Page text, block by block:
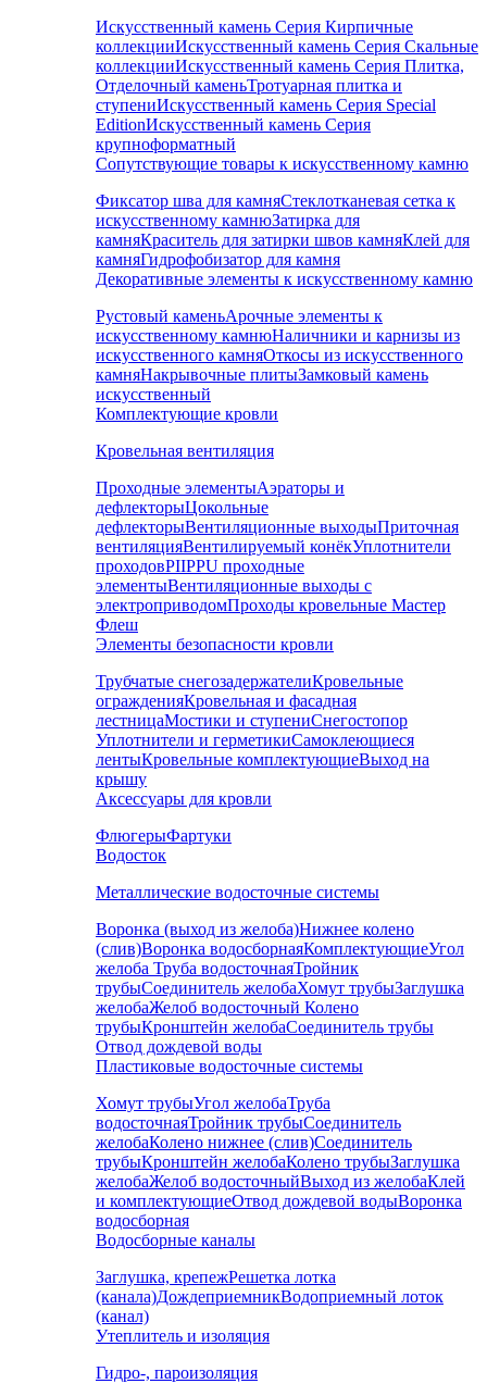
Искусственный камень Серия Кирпичные
коллекцииИскусственный камень Серия Скальные
коллекцииИскусственный камень Серия Плитка,
Отделочный каменьТротуарная плитка и
ступениИскусственный камень Серия Special
EditionИскусственный камень Серия
крупноформатный
Сопутствующие товары к искусственному камню
Фиксатор шва для камняСтеклотканевая сетка к
искусственному камнюЗатирка для
камняКраситель для затирки швов камняКлей для
камняГидрофобизатор для камня
Декоративные элементы к искусственному камню
Рустовый каменьАрочные элементы к
искусственному камнюНаличники и карнизы из
искусственного камняОткосы из искусственного
камняНакрывочные плитыЗамковый камень
искусственный
Комплектующие кровли
Кровельная вентиляция
Проходные элементыАэраторы и
дефлекторыЦокольные
дефлекторыВентиляционные выходыПриточная
вентиляцияВентилируемый конёкУплотнители
проходовPIIPPU проходные
элементыВентиляционные выходы с
электроприводомПроходы кровельные Мастер
Флеш
Элементы безопасности кровли
Трубчатые снегозадержателиКровельные
огражденияКровельная и фасадная
лестницаМостики и ступениСнегостопор
Уплотнители и герметикиСамоклеющиеся
лентыКровельные комплектующиеВыход на
крышу
Аксессуары для кровли
ФлюгерыФартуки
Водосток
Металлические водосточные системы
Воронка (выход из желоба)Нижнее колено
(слив)Воронка водосборнаяКомплектующиеУгол
желоба Труба водосточнаяТройник
трубыСоединитель желобаХомут трубыЗаглушка
желобаЖелоб водосточный Колено
трубыКронштейн желобаСоединитель трубы
Отвод дождевой воды
Пластиковые водосточные системы
Хомут трубыУгол желобаТруба
водосточнаяТройник трубыСоединитель
желобаКолено нижнее (слив)Соединитель
трубыКронштейн желобаКолено трубыЗаглушка
желобаЖелоб водосточныйВыход из желобаКлей
и комплектующиеОтвод дождевой водыВоронка
водосборная
Водосборные каналы
Заглушка, крепежРешетка лотка
(канала)ДождеприемникВодоприемный лоток
(канал)
Утеплитель и изоляция
Гидро-, пароизоляция